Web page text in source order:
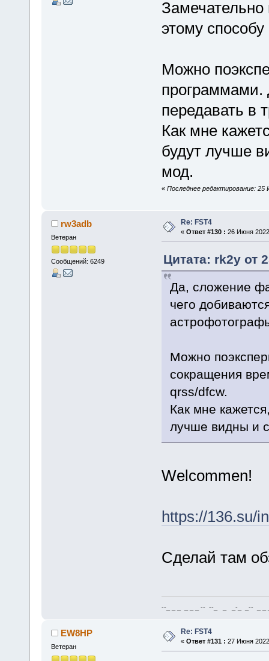
Замечательно
этому
Можно
программами.
передавать в
Как мне
будут лучше
мод.
« Последнее редактирование:
rw3adb
Ветеран
Сообщений: 6249
Re: FST4
« Ответ #130 : 26 Июня
Цитата: rk2y от
Да, сложение
чего
Можно
сокращения
qrss/dfcw.
Как мне
лучше видны и
Welcommen!
https://136.su/
Сделай там
--_ _ _ _ _ _ -- --_ _ _-_ _-- _ _
EW8HP
Ветеран
Re: FST4
« Ответ #131 : 27 Июня